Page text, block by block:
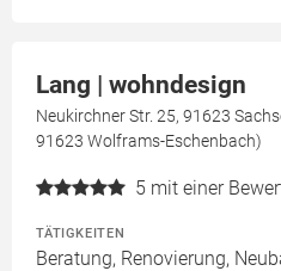
Lang | wohndesign
Neukirchner Str. 25, 91623
91623 Wolframs-Eschenbach)
5 mit einer
TÄTIGKEITEN
Beratung, Renovierung,